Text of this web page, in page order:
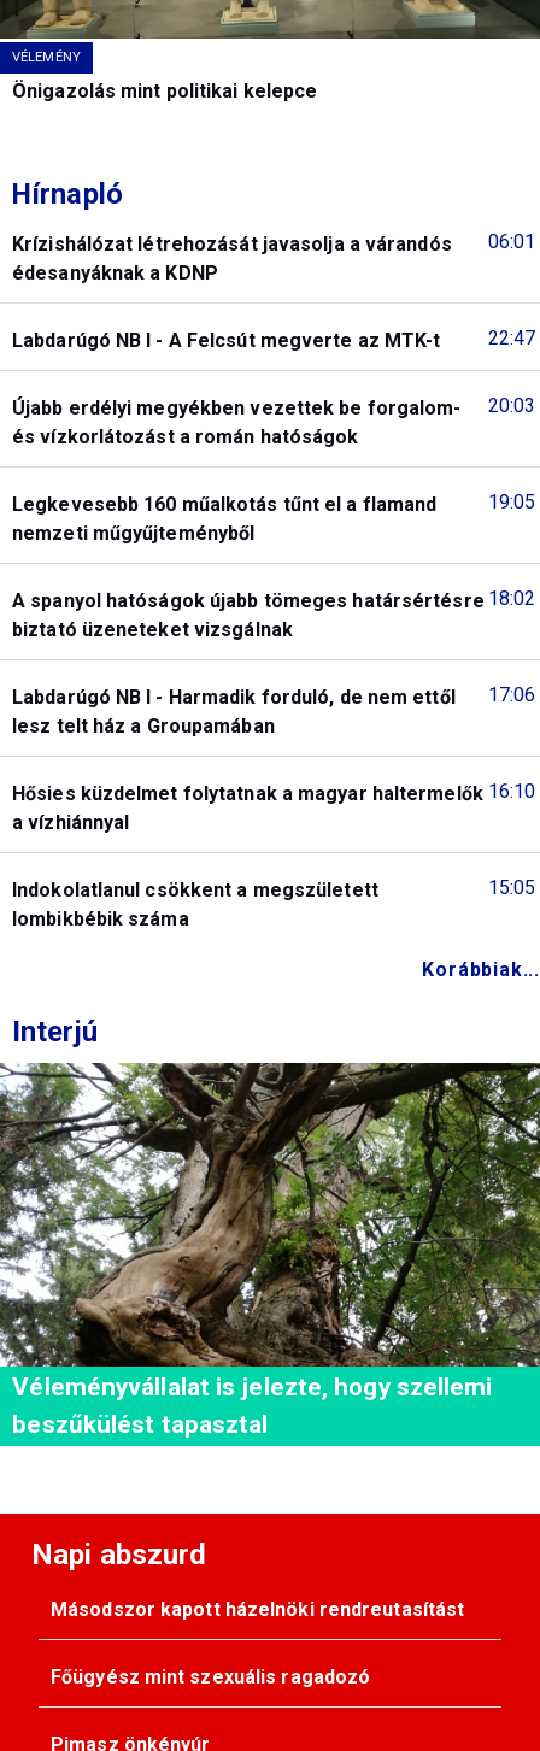
VÉLEMÉNY
Önigazolás mint politikai kelepce
Hírnapló
06:01
Krízishálózat létrehozását javasolja a várandós
édesanyáknak a KDNP
22:47
Labdarúgó NB I - A Felcsút megverte az MTK-t
20:03
Újabb erdélyi megyékben vezettek be forgalom-
és vízkorlátozást a román hatóságok
19:05
Legkevesebb 160 műalkotás tűnt el a flamand
nemzeti műgyűjteményből
18:02
A spanyol hatóságok újabb tömeges határsértésre
biztató üzeneteket vizsgálnak
17:06
Labdarúgó NB I - Harmadik forduló, de nem ettől
lesz telt ház a Groupamában
16:10
Hősies küzdelmet folytatnak a magyar haltermelők
a vízhiánnyal
15:05
Indokolatlanul csökkent a megszületett
lombikbébik száma
Korábbiak...
Interjú
Véleményvállalat is jelezte, hogy szellemi
beszűkülést tapasztal
Napi abszurd
Másodszor kapott házelnöki rendreutasítást
Főügyész mint szexuális ragadozó
Pimasz önkényúr